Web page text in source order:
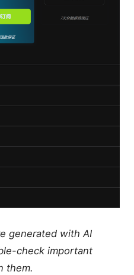
generated with AI
check important
them.